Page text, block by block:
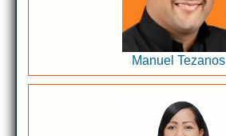
Manuel Tezanos